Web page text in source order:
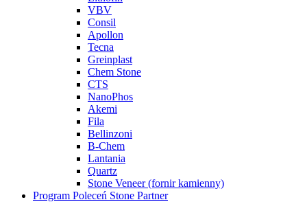
VBV
Consil
Apollon
Tecna
Greinplast
Chem Stone
CTS
NanoPhos
Akemi
Fila
Bellinzoni
B-Chem
Lantania
Quartz
Stone Veneer (fornir kamienny)
Program Poleceń Stone Partner